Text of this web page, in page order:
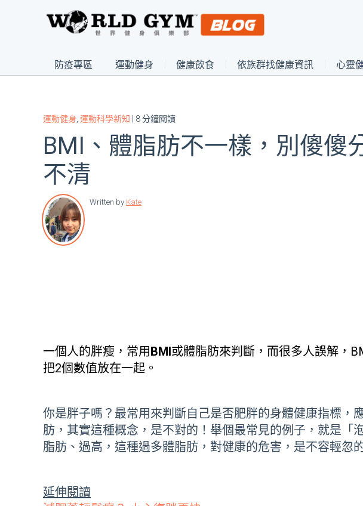
防疫專區 運動健身 健康飲食 依族群找健康資訊 心靈
運動健身 運動科學新知 | 8 分鐘閱讀
BMI、體脂肪不一樣，別傻傻
不清
Written by Kate
一個人的胖瘦，常用BMI或體脂肪來判斷，而很多人誤解，
把2個數值放在一起。
你是胖子嗎？最常用來判斷自己是否肥胖的身體健康指標，
肪，其實這種概念，是不對的！舉個最常見的例子，就是「
脂肪、過高，這種過多體脂肪，對健康的危害，是不容輕忽
延伸閱讀